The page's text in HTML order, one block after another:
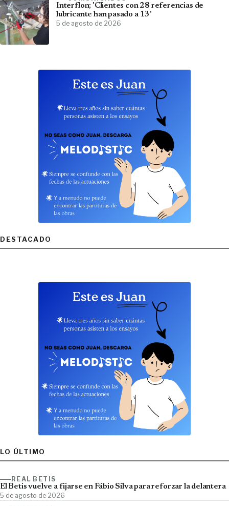
Interflon; 'Clientes con 28 referencias de
lubricante han pasado a 13'
5 de agosto de 2026
DESTACADO
LO ÚLTIMO
REAL BETIS
El Betis vuelve a fijarse en Fábio Silva para reforzar la delantera
5 de agosto de 2026